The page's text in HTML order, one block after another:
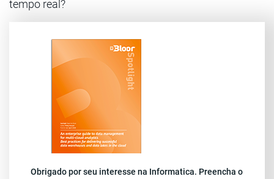
tempo real?
Obrigado por seu interesse na Informatica. Preencha o